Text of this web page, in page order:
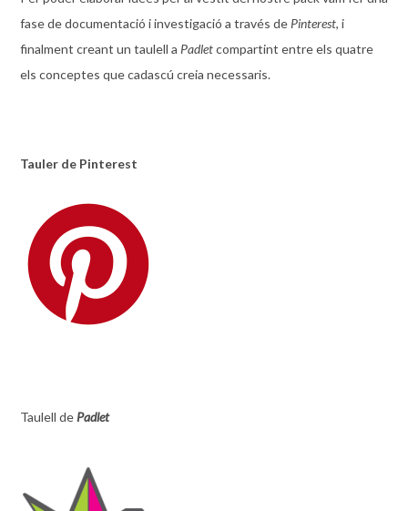
fase de documentació i investigació a través dePinterest, i
finalment creant un taulell a Padletcompartint entre els quatre
els conceptes que cadascú creia necessaris.
Tauler de Pinterest
Taulell dePadlet